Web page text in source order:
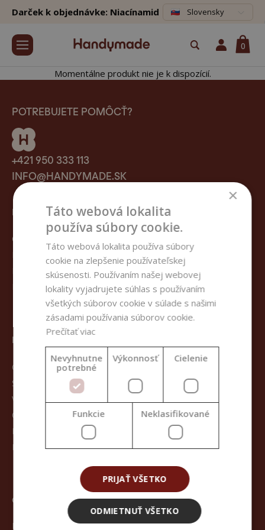
Darček k objednávke: Niacínamid Slovensky
0
Momentálne produkt nie je k dispozícií.
POTREBUJETE POMÔCŤ?
+421 950 333 113
INFO@HANDYMADE.SK
HANDYMADE
O nás
Registrácia
PRE ZÁKAZNÍKOV
Obchodné podmienky
Spôsoby doručenia tovaru
Vrátenie tovaru a vrátenie peňazí
Často kladené otázky
Dokumentácia
Kurzy
OSOBNÝ ODBER
Handymade s.r.o.
×
Táto webová lokalita
používa súbory cookie.
Táto webová lokalita používa súbory
cookie na zlepšenie používateľskej
skúsenosti. Používaním našej webovej
lokality vyjadrujete súhlas s používaním
všetkých súborov cookie v súlade s našimi
zásadami používania súborov cookie.
Prečítať viac
Nevyhnutne
potrebné
Výkonnosť Cielenie
Funkcie Neklasifikované
PRIJAŤ VŠETKO
ODMIETNUŤ VŠETKO